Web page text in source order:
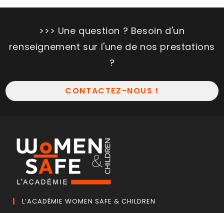
>>> Une question ? Besoin d'un
renseignement sur l'une de nos prestations
?
CONTACTEZ-NOUS !
L’ACADÉMIE WOMEN SAFE & CHILDREN